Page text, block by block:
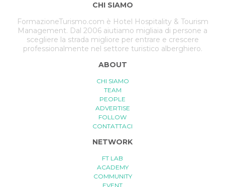
CHI SIAMO
FormazioneTurismo.com è Hotel Hospitality & Tourism
Management. Dal 2006 aiutiamo migliaia di persone a
scegliere la strada migliore per entrare e crescere
professionalmente nel settore turistico alberghiero.
ABOUT
CHI SIAMO
TEAM
PEOPLE
ADVERTISE
FOLLOW
CONTATTACI
NETWORK
FT LAB
ACADEMY
COMMUNITY
EVENT